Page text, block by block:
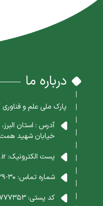
درباره ما
پارک ملی علم و
خیابان شهید همت
پست الکترونیک:
شماره تماس: 30-02636710929
کد پستی: